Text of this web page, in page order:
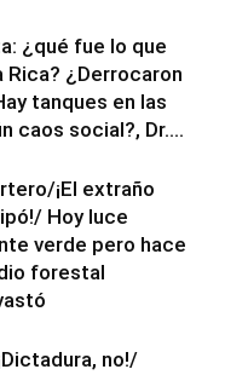
¿qué fue lo que
¿Derrocaron
tanques en las
caos social?, Dr....
¡El extraño
Hoy luce
verde pero hace
forestal
no!/